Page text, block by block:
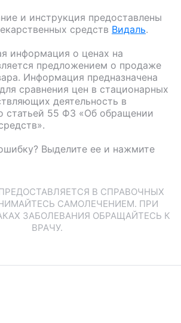
и инструкция предоставлены
средств Видаль.
информация о ценах на
предложением о продаже
Информация предназначена
сравнения цен в стационарных
деятельность в
статьей 55 ФЗ «Об обращении
Выделите ее и нажмите
В СПРАВОЧНЫХ
САМОЛЕЧЕНИЕМ. ПРИ
ЗАБОЛЕВАНИЯ ОБРАЩАЙТЕСЬ К
ВРАЧУ.